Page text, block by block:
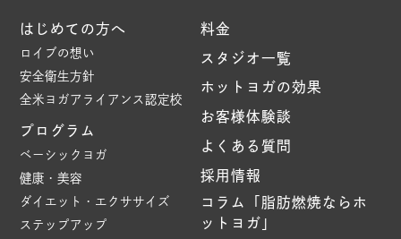
はじめての方へ
ロイブの想い
安全衛生方針
全米ヨガアライアンス認定校
プログラム
ベーシックヨガ
健康・美容
ダイエット・エクササイズ
ステップアップ
料金
スタジオ一覧
ホットヨガの効果
お客様体験談
よくある質問
採用情報
コラム「脂肪燃焼ならホ
ットヨガ」